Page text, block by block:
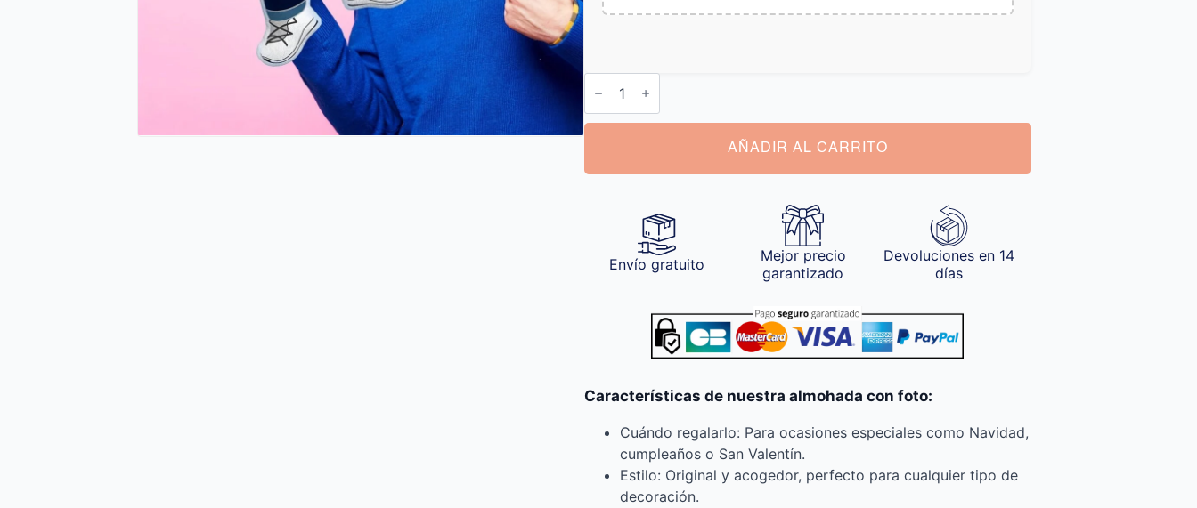
Almohada
con
cantidad
AÑADIR AL CARRITO
Envío gratuito
Mejor precio
garantizado
Devoluciones en 14
días
Características de nuestra almohada con foto:
Cuándo regalarlo: Para ocasiones especiales como Navidad,
cumpleaños o San Valentín.
Estilo: Original y acogedor, perfecto para cualquier tipo de
decoración.